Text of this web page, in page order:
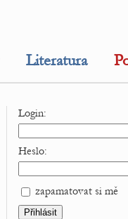
Literatura
Login:
Heslo:
zapamatovat si mě